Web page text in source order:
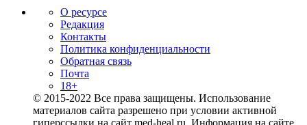
О ресурсе
Редакция
Контакты
Политика конфиденциальности
Обратная связь
Почта
18+
© 2015-2022 Все права защищены. Использование
материалов сайта разрешено при условии активной